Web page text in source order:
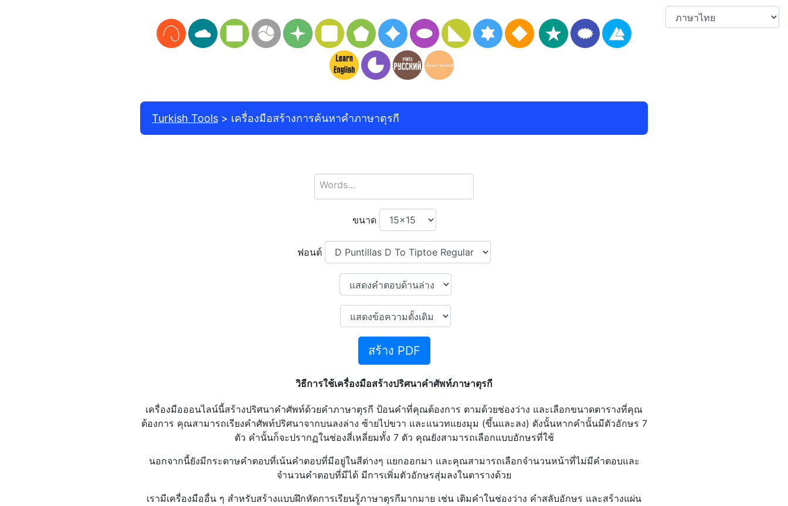
Turkish Tools เครื่องมือสร้างการค้นหาคำภาษาตุรกี
ขนาด
ฟอนต์
สร้าง PDF
วิธีการใช้เครื่องมือสร้างปริศนาคำศัพท์ภาษาตุรกี
เครื่องมือออนไลน์นี้สร้างปริศนาคำศัพท์ด้วยคำภาษาตุรกี ป้อนคำที่คุณต้องการ ตามด้วยช่องว่าง และเลือกขนาดตารางที่คุณ
ต้องการ คุณสามารถเรียงคำศัพท์ปริศนาจากบนลงล่าง ซ้ายไปขวา และแนวทแยงมุม (ขึ้นและลง) ดังนั้นหากคำนั้นมีตัวอักษร 7
ตัว คำนั้นก็จะปรากฏในช่องสี่เหลี่ยมทั้ง 7 ตัว คุณยังสามารถเลือกแบบอักษรที่ใช้
นอกจากนี้ยังมีกระดาษคำตอบที่เน้นคำตอบที่มีอยู่ในสีต่างๆ แยกออกมา และคุณสามารถเลือกจำนวนหน้าที่ไม่มีคำตอบและ
จำนวนคำตอบที่มีได้ มีการเพิ่มตัวอักษรสุ่มลงในตารางด้วย
เรามีเครื่องมืออื่น ๆ สำหรับสร้างแบบฝึกหัดการเรียนรู้ภาษาตุรกีมากมาย เช่น เติมคำในช่องว่าง คำสลับอักษร และสร้างแผ่น